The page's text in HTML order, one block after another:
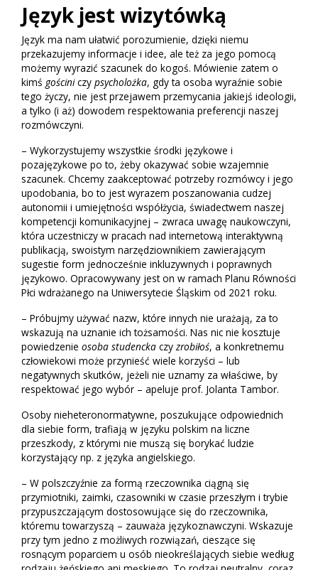
Język jest wizytówką
Język ma nam ułatwić porozumienie, dzięki niemu
przekazujemy informacje i idee, ale też za jego pomocą
możemy wyrazić szacunek do kogoś. Mówienie zatem o
kimś gościniczy psycholożka, gdy ta osoba wyraźnie sobie
tego życzy, nie jest przejawem przemycania jakiejś ideologii,
a tylko (i aż) dowodem respektowania preferencji naszej
rozmówczyni.
– Wykorzystujemy wszystkie środki językowe i
pozajęzykowe po to, żeby okazywać sobie wzajemnie
szacunek. Chcemy zaakceptować potrzeby rozmówcy i jego
upodobania, bo to jest wyrazem poszanowania cudzej
autonomii i umiejętności współżycia, świadectwem naszej
kompetencji komunikacyjnej – zwraca uwagę naukowczyni,
która uczestniczy w pracach nad internetową interaktywną
publikacją, swoistym narzędziownikiem zawierającym
sugestie form jednocześnie inkluzywnych i poprawnych
językowo. Opracowywany jest on w ramach Planu Równości
Płci wdrażanego na Uniwersytecie Śląskim od 2021 roku.
– Próbujmy używać nazw, które innych nie urażają, za to
wskazują na uznanie ich tożsamości. Nas nic nie kosztuje
powiedzenie osoba studencka czyzrobiłoś, a konkretnemu
człowiekowi może przynieść wiele korzyści – lub
negatywnych skutków, jeżeli nie uznamy za właściwe, by
respektować jego wybór – apeluje prof. Jolanta Tambor.
Osoby nieheteronormatywne, poszukujące odpowiednich
dla siebie form, trafiają w języku polskim na liczne
przeszkody, z którymi nie muszą się borykać ludzie
korzystający np. z języka angielskiego.
– W polszczyźnie za formą rzeczownika ciągną się
przymiotniki, zaimki, czasowniki w czasie przeszłym i trybie
przypuszczającym dostosowujące się do rzeczownika,
któremu towarzyszą – zauważa językoznawczyni. Wskazuje
przy tym jedno z możliwych rozwiązań, cieszące się
rosnącym poparciem u osób nieokreślających siebie według